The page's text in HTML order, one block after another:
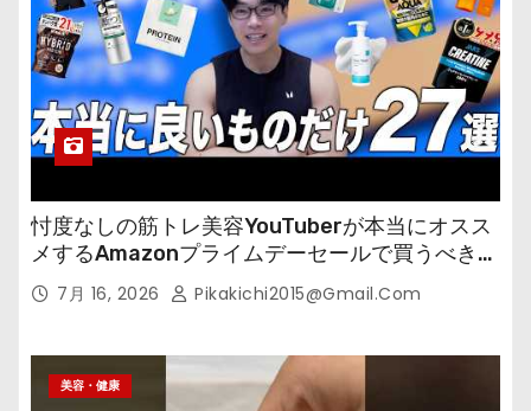
忖度なしの筋トレ美容YouTuberが本当にオスス
メするAmazonプライムデーセールで買うべきも
の 7月 16, 2026 Pikakichi2015@gmail.com
美容・健康